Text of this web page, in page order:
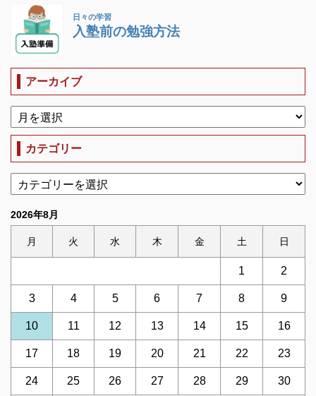
アーカイブ
カテゴリー
2026年8月
月 火 水 木 金 土 日
1 2
3 4 5 6 7 8 9
10 11 12 13 14 15 16
17 18 19 20 21 22 23
24 25 26 27 28 29 30